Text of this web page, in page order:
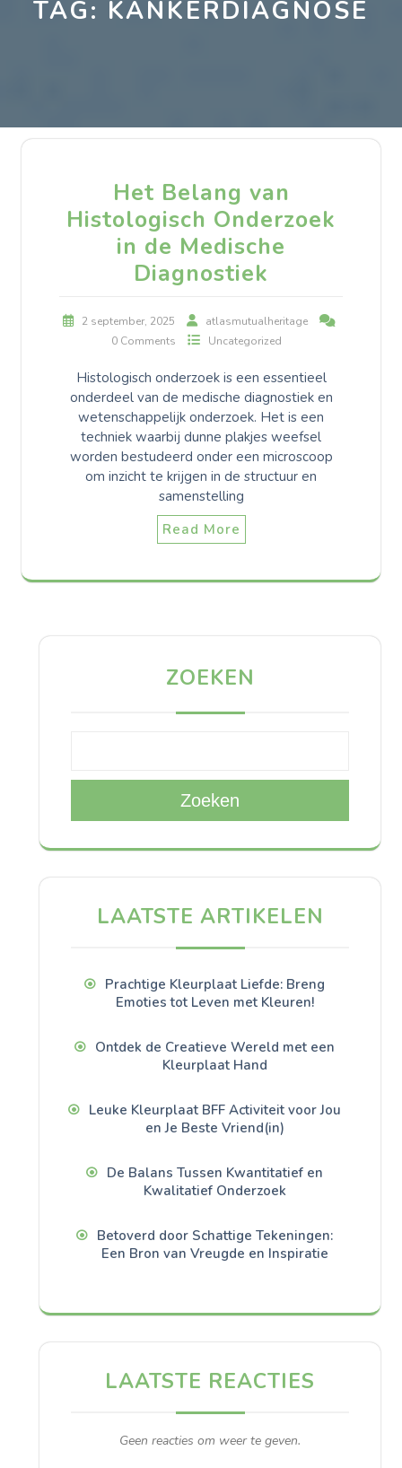
TAG: KANKERDIAGNOSE
Het Belang van
Histologisch Onderzoek
in de Medische
Diagnostiek
2 september, 2025
atlasmutualheritage
0 Comments
Uncategorized
Histologisch onderzoek is een essentieel
onderdeel van de medische diagnostiek en
wetenschappelijk onderzoek. Het is een
techniek waarbij dunne plakjes weefsel
worden bestudeerd onder een microscoop
om inzicht te krijgen in de structuur en
samenstelling
Read More
ZOEKEN
Zoeken
LAATSTE ARTIKELEN
Prachtige Kleurplaat Liefde: Breng
Emoties tot Leven met Kleuren!
Ontdek de Creatieve Wereld met een
Kleurplaat Hand
Leuke Kleurplaat BFF Activiteit voor Jou
en Je Beste Vriend(in)
De Balans Tussen Kwantitatief en
Kwalitatief Onderzoek
Betoverd door Schattige Tekeningen:
Een Bron van Vreugde en Inspiratie
LAATSTE REACTIES
Geen reacties om weer te geven.